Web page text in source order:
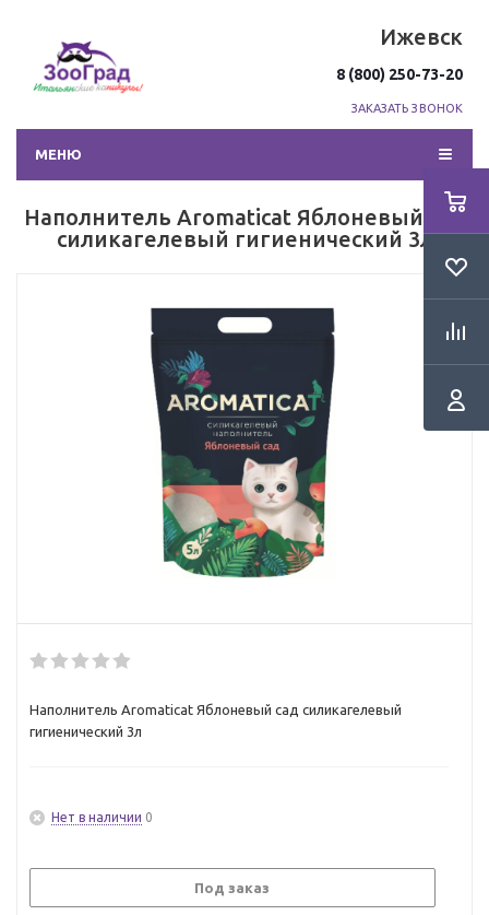
Ижевск
8 (800) 250-73-20
ЗАКАЗАТЬ ЗВОНОК
МЕНЮ
Наполнитель Aromaticat Яблоневый сад
силикагелевый гигиенический 3л
Наполнитель Aromaticat Яблоневый сад силикагелевый
гигиенический 3л
Нет в наличии 0
Под заказ